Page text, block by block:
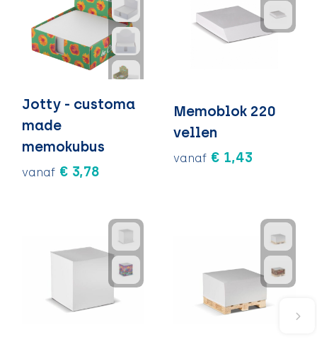
Jotty - customa
made
memokubus
vanaf € 3,78
Memoblok 220
vellen
vanaf € 1,43